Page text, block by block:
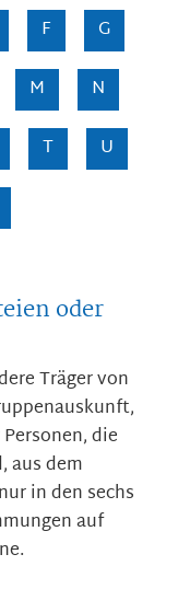
F
G
M
N
T
U
oder
Träger von
die
aus dem
in den sechs
auf